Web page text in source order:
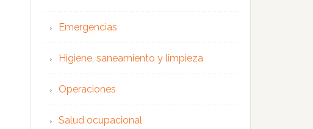
Emergencias
Higiene, saneamiento y limpieza
Operaciones
Salud ocupacional